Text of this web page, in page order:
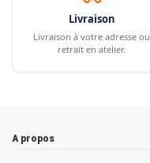
Livraison
Livraison à votre adresse ou
retrait en atelier.
A propos